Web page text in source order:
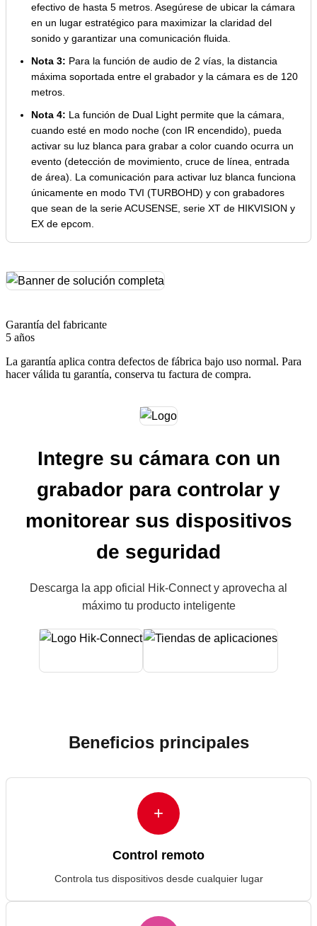
efectivo de hasta 5 metros. Asegúrese de ubicar la cámara
en un lugar estratégico para maximizar la claridad del
sonido y garantizar una comunicación fluida.
Nota 3: Para la función de audio de 2 vías, la distancia
máxima soportada entre el grabador y la cámara es de 120
metros.
Nota 4: La función de Dual Light permite que la cámara,
cuando esté en modo noche (con IR encendido), pueda
activar su luz blanca para grabar a color cuando ocurra un
evento (detección de movimiento, cruce de línea, entrada
de área). La comunicación para activar luz blanca funciona
únicamente en modo TVI (TURBOHD) y con grabadores
que sean de la serie ACUSENSE, serie XT de HIKVISION y
EX de epcom.
Garantía del fabricante
5 años
La garantía aplica contra defectos de fábrica bajo uso normal. Para
hacer válida tu garantía, conserva tu factura de compra.
Integre su cámara con un
grabador para controlar y
monitorear sus dispositivos
de seguridad
Descarga la app oficial Hik-Connect y aprovecha al
máximo tu producto inteligente
Beneficios principales
+
Control remoto
Controla tus dispositivos desde cualquier lugar